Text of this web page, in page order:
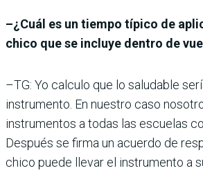
–¿Cuál es un tiempo típico de
chico que se incluye dentro de
–TG: Yo calculo que lo saludable
instrumento. En nuestro caso
instrumentos a todas las escuelas
Después se firma un acuerdo de
chico puede llevar el instrumento a